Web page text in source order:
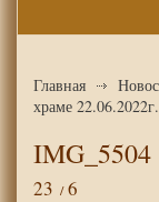
Главная
храме 22.06.2022г.
IMG_5504
23 6